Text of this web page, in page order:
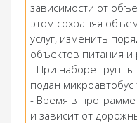
зависимости от
этом сохраняя
услуг, изменить
объектов питания
- При наборе
подан микроавтобус
- Время в
и зависит от